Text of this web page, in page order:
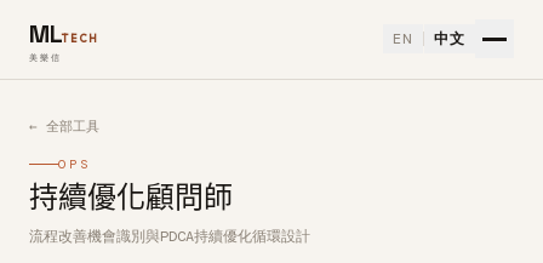
MLTECH
美樂信
EN 中文
← 全部工具
OPS
持續優化顧問師
如何使用持續優化顧問師免費 AI 工具
流程改善機會識別與PDCA持續優化循環設計